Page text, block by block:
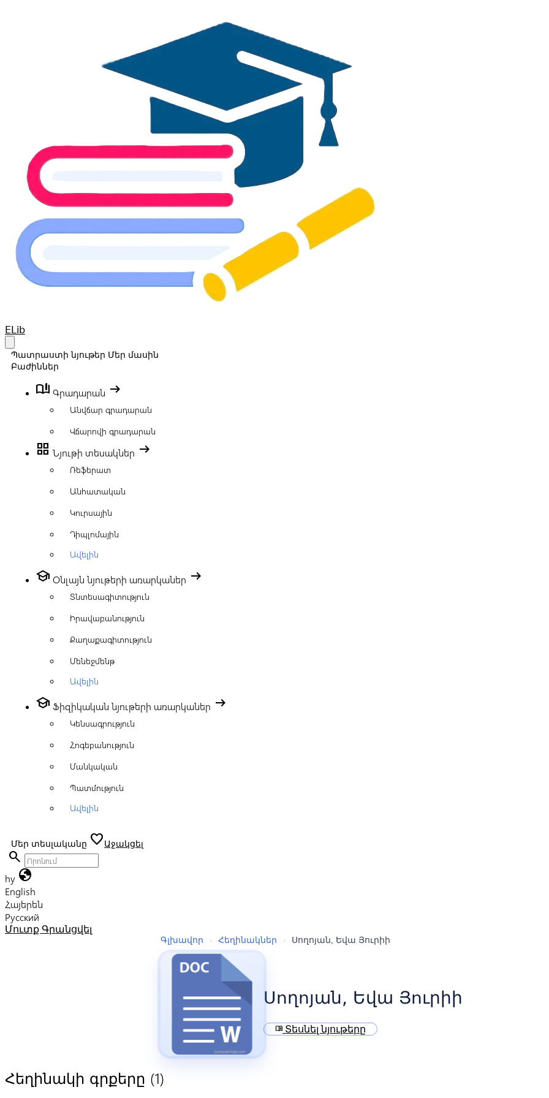
Your Company
ELib
Պատրաստի նյութեր Մեր մասին
Բաժիններ
book_ribbon Գրադարան arrow_right_alt
Անվճար գրադարան
Վճարովի գրադարան
grid_view Նյութի տեսակներ arrow_right_alt
Ռեֆերատ
Անհատական
Կուրսային
Դիպլոմային
Ավելին
school Օնլայն նյութերի առարկաներ arrow_right_alt
Տնտեսագիտություն
Իրավաբանություն
Քաղաքագիտություն
Մենեջմենթ
Ավելին
school Ֆիզիկական նյութերի առարկաներ arrow_right_alt
Կենսագրություն
Հոգեբանություն
Մանկական
Պատմություն
Ավելին
Մեր տեսլականը favoriteԱջակցել
search
hy globe
English
Հայերեն
Русский
Մուտք Գրանցվել
Գլխավոր › Հեղինակներ › Սողոյան, Եվա Յուրիի
Սողոյան, Եվա Յուրիի
menu_book Տեսնել նյութերը
Հեղինակի գրքերը (1)